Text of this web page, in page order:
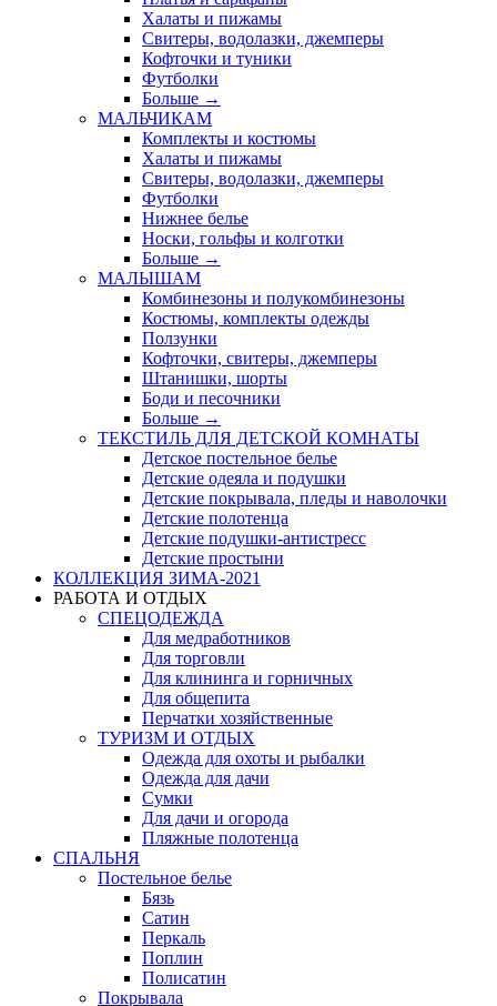
Халаты и пижамы
Свитеры, водолазки, джемперы
Кофточки и туники
Футболки
Больше →
МАЛЬЧИКАМ
Комплекты и костюмы
Халаты и пижамы
Свитеры, водолазки, джемперы
Футболки
Нижнее белье
Носки, гольфы и колготки
Больше →
МАЛЫШАМ
Комбинезоны и полукомбинезоны
Костюмы, комплекты одежды
Ползунки
Кофточки, свитеры, джемперы
Штанишки, шорты
Боди и песочники
Больше →
ТЕКСТИЛЬ ДЛЯ ДЕТСКОЙ КОМНАТЫ
Детское постельное белье
Детские одеяла и подушки
Детские покрывала, пледы и наволочки
Детские полотенца
Детские подушки-антистресс
Детские простыни
КОЛЛЕКЦИЯ ЗИМА-2021
РАБОТА И ОТДЫХ
СПЕЦОДЕЖДА
Для медработников
Для торговли
Для клининга и горничных
Для общепита
Перчатки хозяйственные
ТУРИЗМ И ОТДЫХ
Одежда для охоты и рыбалки
Одежда для дачи
Сумки
Для дачи и огорода
Пляжные полотенца
СПАЛЬНЯ
Постельное белье
Бязь
Сатин
Перкаль
Поплин
Полисатин
Покрывала